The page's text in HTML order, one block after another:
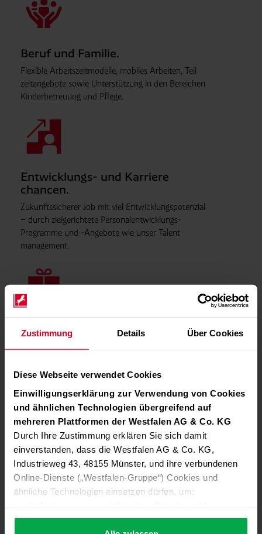
Zustimmung Details Über Cookies
Diese Webseite verwendet Cookies
Einwilligungserklärung zur Verwendung von Cookies
und ähnlichen Technologien übergreifend auf
mehreren Plattformen der Westfalen AG & Co. KG
Durch Ihre Zustimmung erklären Sie sich damit
einverstanden, dass die Westfalen AG & Co. KG,
Industrieweg 43, 48155 Münster, und ihre verbundenen
Online-Dienste („Westfalen-Gruppe“) Cookies und
ähnliche Technologien einsetzen dürfen, um:
ermöglichen (technisch notwendige Cookies),
Beruf und Familie.
Flexible Arbeitszeitmodelle, mobiles Arbeiten, Teil
zeitangebote sowie Unterstützung in den Bereichen
Kinderbetreuung und Pflege.
Entwicklungs- und Karriere
chancen.
Zukunftssicherer Job mit viel Entwicklungspotenzial
– durch ziel gerichtete Personal entwicklungs-
Programme und -Angebote wie unser Talent
management.
Finanzielle Vorsorge:
Gut abgesichert nach dem aktiven Erwerbs­leben –
mit betrieb­licher Alters­vorsorge